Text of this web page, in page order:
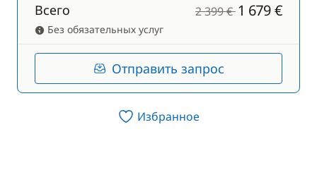
Всего 2 399 €1 679 €
Без обязательных услуг
Отправить запрос
Избранное